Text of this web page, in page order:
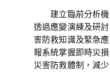
建立臨前分析機
透過應變演練及研
害防救知識及緊急
報系統掌握即時災
災害防救體制，減